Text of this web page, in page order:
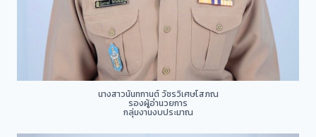
นางสาวนันทกานต์ วัชรวิเศษโสภณ
รองผู้อำนวยการ
กลุ่มงานงบประมาณ